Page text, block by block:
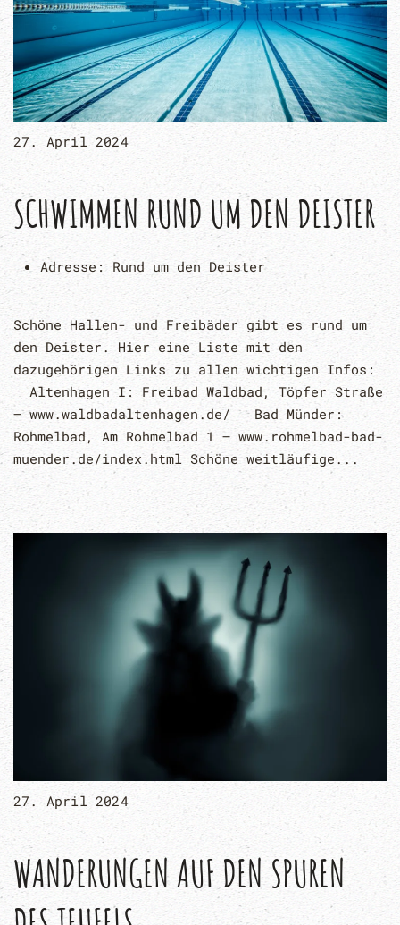
27. April 2024
SCHWIMMEN RUND UM DEN DEISTER
Adresse: Rund um den Deister
Schöne Hallen- und Freibäder gibt es rund um
den Deister. Hier eine Liste mit den
dazugehörigen Links zu allen wichtigen Infos:
Altenhagen I: Freibad Waldbad, Töpfer Straße
– www.waldbadaltenhagen.de/ Bad Münder:
Rohmelbad, Am Rohmelbad 1 – www.rohmelbad-bad-
muender.de/index.html Schöne weitläufige...
27. April 2024
WANDERUNGEN AUF DEN SPUREN